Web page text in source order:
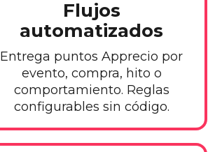
Flujos
automatizados
Entrega puntos Apprecio por
evento, compra, hito o
comportamiento. Reglas
configurables sin código.